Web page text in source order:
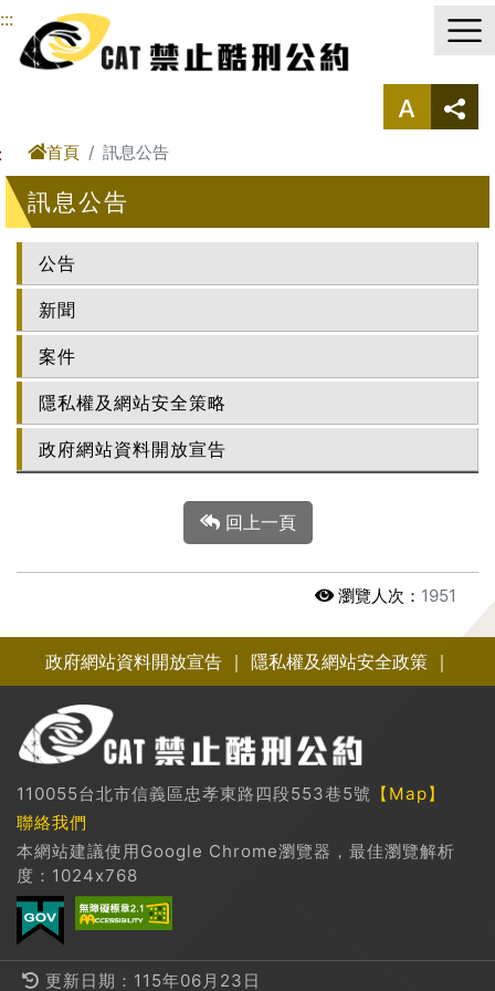
進入內容區塊
:::
首頁 訊息公告
訊息公告
公告
新聞
案件
隱私權及網站安全策略
政府網站資料開放宣告
回上一頁
瀏覽人次： 1951
政府網站資料開放宣告｜ 隱私權及網站安全政策｜
110055台北市信義區忠孝東路四段553巷5號 【Map】
聯絡我們
本網站建議使用Google Chrome瀏覽器，最佳瀏覽解析
度：1024x768
更新日期：115年06月23日